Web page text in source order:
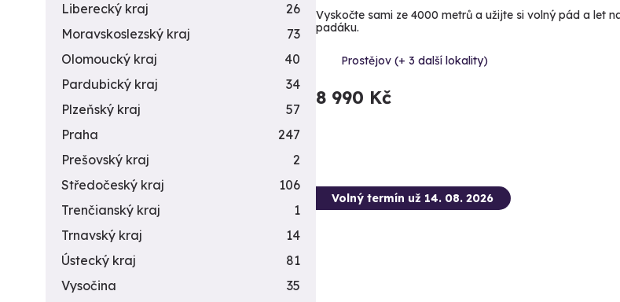
Vyskočte sami ze 4000 metrů a užijte si volný pád a let
padáku.
Prostějov (+ 3 další lokality)
8 990 Kč
Volný termín už 14. 08. 2026
Liberecký kraj
26
Moravskoslezský kraj
73
Olomoucký kraj
40
Pardubický kraj
34
Plzeňský kraj
57
Praha
247
Prešovský kraj
2
Středočeský kraj
106
Trenčianský kraj
1
Trnavský kraj
14
Ústecký kraj
81
Vysočina
35